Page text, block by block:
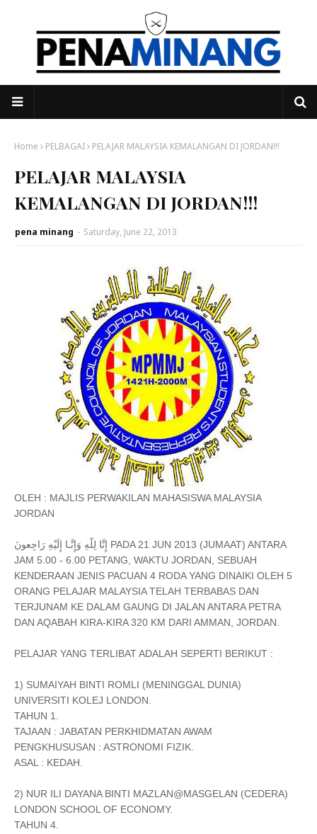
Home PELBAGAI PELAJAR MALAYSIA KEMALANGAN DI JORDAN!!!
PELAJAR MALAYSIA
KEMALANGAN DI JORDAN!!!
pena minang - Saturday, June 22, 2013
OLEH : MAJLIS PERWAKILAN MAHASISWA MALAYSIA
JORDAN
إِنَّا لِلّهِ وَإِنَّـا إِلَيْهِ رَاجِعونَ PADA 21 JUN 2013 (JUMAAT) ANTARA
JAM 5.00 - 6.00 PETANG, WAKTU JORDAN, SEBUAH
KENDERAAN JENIS PACUAN 4 RODA YANG DINAIKI OLEH 5
ORANG PELAJAR MALAYSIA TELAH TERBABAS DAN
TERJUNAM KE DALAM GAUNG DI JALAN ANTARA PETRA
DAN AQABAH KIRA-KIRA 320 KM DARI AMMAN, JORDAN.
PELAJAR YANG TERLIBAT ADALAH SEPERTI BERIKUT :
1) SUMAIYAH BINTI ROMLI (MENINGGAL DUNIA)
UNIVERSITI KOLEJ LONDON.
TAHUN 1.
TAJAAN : JABATAN PERKHIDMATAN AWAM
PENGKHUSUSAN : ASTRONOMI FIZIK.
ASAL : KEDAH.
2) NUR ILI DAYANA BINTI MAZLAN@MASGELAN (CEDERA)
LONDON SCHOOL OF ECONOMY.
TAHUN 4.